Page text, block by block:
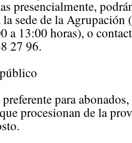
presencialmente,
sede de la Agrupación
a 13:00 horas), o
27 96.
para
procesionan de la